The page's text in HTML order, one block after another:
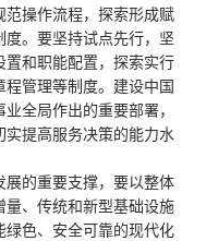
范操作流程，探索形成赋
。要坚持试点先行，坚
置和职能配置，探索实行
管理等制度。建设中国
全局作出的重要部署，
提高服务决策的能力水
展的重要支撑，要以整体
量、传统和新型基础设施
绿色、安全可靠的现代化